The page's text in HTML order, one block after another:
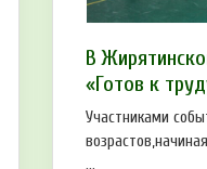
В
«Готов к
Участниками
...